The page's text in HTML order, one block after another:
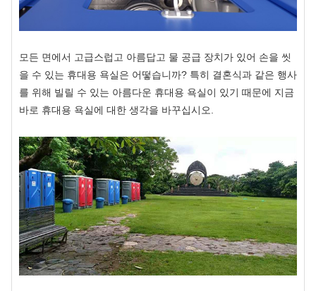
모든 면에서 고급스럽고 아름답고 물 공급 장치가 있어 손을 씻
을 수 있는 휴대용 욕실은 어떻습니까? 특히 결혼식과 같은 행사
를 위해 빌릴 수 있는 아름다운 휴대용 욕실이 있기 때문에 지금
바로 휴대용 욕실에 대한 생각을 바꾸십시오.